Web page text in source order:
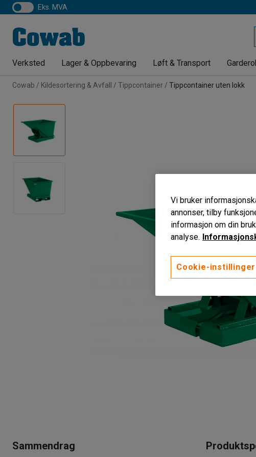
eks. MVA
Verksted Lager & Oppbevaring Løft & Transport
Cowab Kildesortering & Avfall Tippcontainer Tippcontainer uten lokk
Sammendrag
Vi bruker
annonser, tilby
informasjon om din
analyse.
Cookie-instillinger